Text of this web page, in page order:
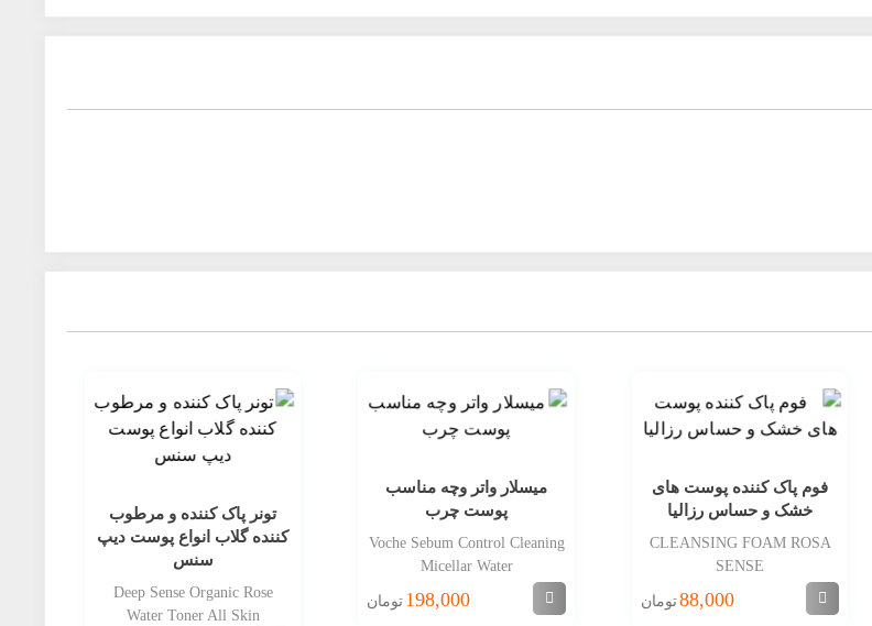
فوم پاک کننده پوست های
خشک و حساس رزالیا
CLEANSING FOAM ROSA
SENSE
88,000تومان
میسلار واتر وچه مناسب
پوست چرب
Voche Sebum Control Cleaning
Micellar Water
198,000 تومان
تونر پاک کننده و مرطوب
کننده گلاب انواع پوست دیپ
سنس
Deep Sense Organic Rose
Water Toner All Skin